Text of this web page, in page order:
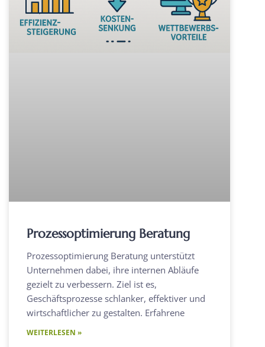
Prozessoptimierung Beratung
Prozessoptimierung Beratung unterstützt
Unternehmen dabei, ihre internen Abläufe
gezielt zu verbessern. Ziel ist es,
Geschäftsprozesse schlanker, effektiver und
wirtschaftlicher zu gestalten. Erfahrene
WEITERLESEN »